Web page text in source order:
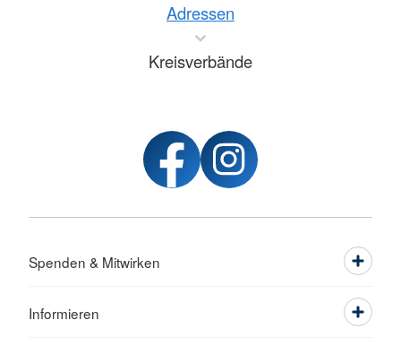
Adressen
Kreisverbände
Spenden & Mitwirken
Informieren